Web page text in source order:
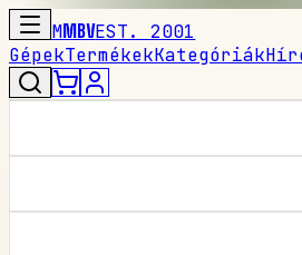
MMBVEST. 2001
GépekTermékekKategóriák